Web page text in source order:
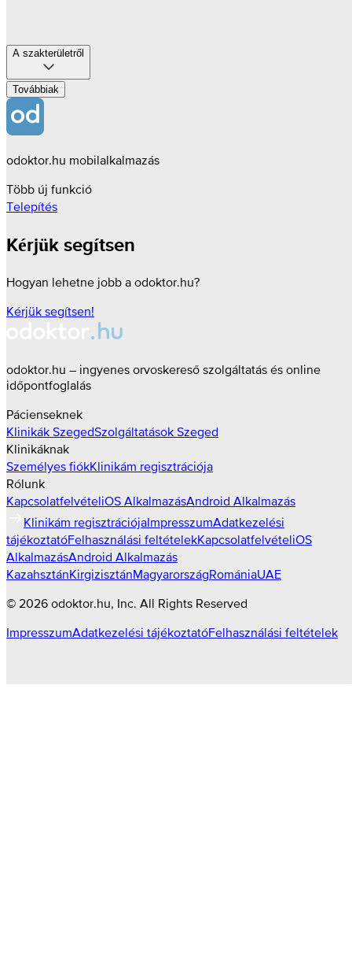
A szakterületről
Továbbiak
odoktor.hu mobilalkalmazás
Több új funkció
Telepítés
Kérjük segítsen
Hogyan lehetne jobb a odoktor.hu?
Kérjük segítsen!
odoktor.hu – ingyenes orvoskereső szolgáltatás és online
időpontfoglalás
Pácienseknek
Klinikák SzegedSzolgáltatások Szeged
Klinikáknak
Személyes fiókKlinikám regisztrációja
Rólunk
KapcsolatfelvételiOS AlkalmazásAndroid Alkalmazás
Klinikám regisztrációjaImpresszumAdatkezelési
tájékoztatóFelhasználási feltételekKapcsolatfelvételiOS
AlkalmazásAndroid Alkalmazás
KazahsztánKirgizisztánMagyarországRomániaUAE
© 2026 odoktor.hu , Inc. All Rights Reserved
ImpresszumAdatkezelési tájékoztatóFelhasználási feltételek